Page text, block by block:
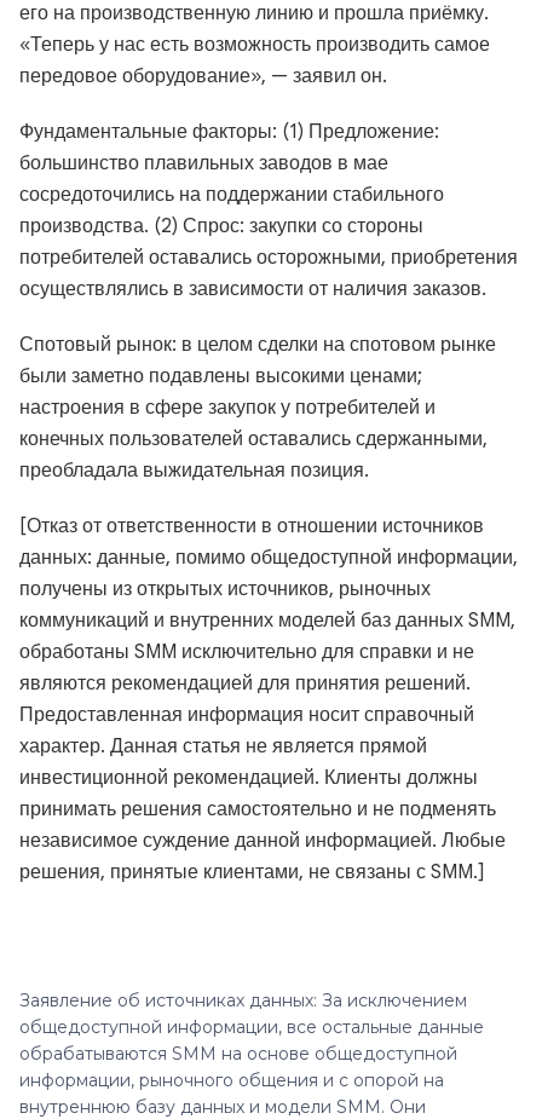
его на производственную линию и прошла приёмку.
«Теперь у нас есть возможность производить самое
передовое оборудование», — заявил он.
Фундаментальные факторы: (1) Предложение:
большинство плавильных заводов в мае
сосредоточились на поддержании стабильного
производства. (2) Спрос: закупки со стороны
потребителей оставались осторожными, приобретения
осуществлялись в зависимости от наличия заказов.
Спотовый рынок: в целом сделки на спотовом рынке
были заметно подавлены высокими ценами;
настроения в сфере закупок у потребителей и
конечных пользователей оставались сдержанными,
преобладала выжидательная позиция.
[Отказ от ответственности в отношении источников
данных: данные, помимо общедоступной информации,
получены из открытых источников, рыночных
коммуникаций и внутренних моделей баз данных SMM,
обработаны SMM исключительно для справки и не
являются рекомендацией для принятия решений.
Предоставленная информация носит справочный
характер. Данная статья не является прямой
инвестиционной рекомендацией. Клиенты должны
принимать решения самостоятельно и не подменять
независимое суждение данной информацией. Любые
решения, принятые клиентами, не связаны с SMM.]
Заявление об источниках данных: За исключением
общедоступной информации, все остальные данные
обрабатываются SMM на основе общедоступной
информации, рыночного общения и с опорой на
внутреннюю базу данных и модели SMM. Они